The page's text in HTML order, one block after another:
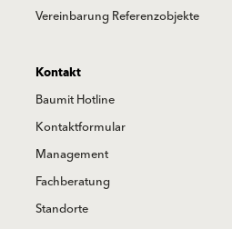
Vereinbarung Referenzobjekte
Kontakt
Baumit Hotline
Kontaktformular
Management
Fachberatung
Standorte